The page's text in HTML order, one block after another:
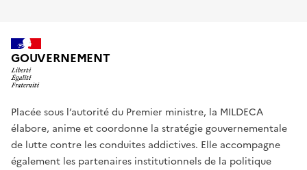
GOUVERNEMENT
Placée sous l’autorité du Premier ministre, la MILDECA
élabore, anime et coordonne la stratégie gouvernementale
de lutte contre les conduites addictives. Elle accompagne
également les partenaires institutionnels de la politique